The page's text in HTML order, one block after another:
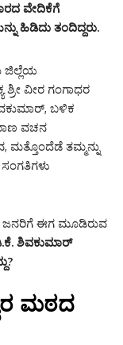
ವೇದಿಕೆಗೆ
ಹಿಡಿದು ತಂದಿದ್ದರು.
ಜಿಲ್ಲೆಯ
ವೀರ ಗಂಗಾಧರ
ಬಳಿಕ
ವಚನ
ತಮ್ಮನ್ನು
ಜನರಿಗೆ ಈಗ ಮೂಡಿರುವ
ಶಿವಕುಮಾರ್
ಮಠದ